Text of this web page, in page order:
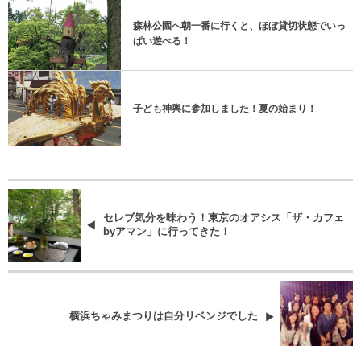
森林公園へ朝一番に行くと、ほぼ貸切状態でいっ
ぱい遊べる！
子ども神輿に参加しました！夏の始まり！
セレブ気分を味わう！東京のオアシス「ザ・カフェ
byアマン」に行ってきた！
横浜ちゃみまつりは自分リベンジでした